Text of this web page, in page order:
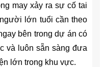
may xảy ra sự cố tai
lớn tuổi cần theo
bên trong dự án có
và luôn sẵn sàng đưa
lớn trong khu vực.